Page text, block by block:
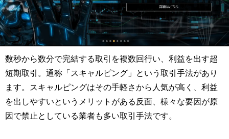
数秒から数分で完結する取引を複数回行い、利益を出す超
短期取引。通称「スキャルピング」という取引手法があり
ます。スキャルピングはその手軽さから人気が高く、利益
を出しやすいというメリットがある反面、様々な要因が原
因で禁止としている業者も多い取引手法です。